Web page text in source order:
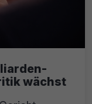
wächst